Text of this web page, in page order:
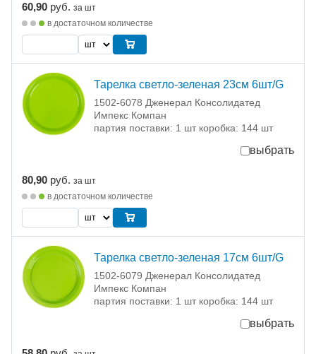
60,90 руб. за шт
в достаточном количестве
Тарелка светло-зеленая 23см 6шт/G
1502-6078 Дженерал Консолидатед
Импекс Компан
партия поставки: 1 шт коробка: 144 шт
выбрать
80,90 руб. за шт
в достаточном количестве
Тарелка светло-зеленая 17см 6шт/G
1502-6079 Дженерал Консолидатед
Импекс Компан
партия поставки: 1 шт коробка: 144 шт
выбрать